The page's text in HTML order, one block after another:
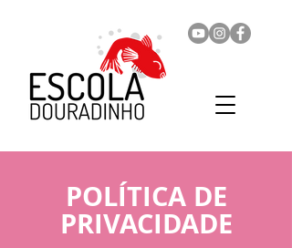
POLÍTICA DE
PRIVACIDADE